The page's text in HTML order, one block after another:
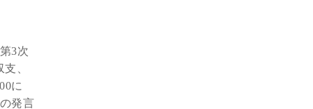
3次
、
に
発言